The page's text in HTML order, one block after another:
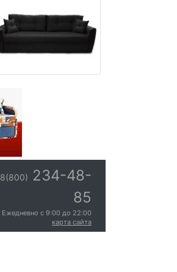
8(800) 234-48-
85
Ежедневно с 9:00 до 22:00
карта сайта